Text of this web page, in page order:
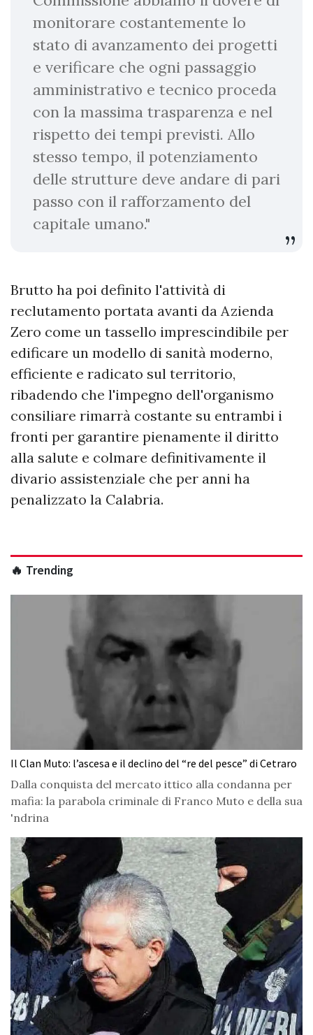
monitorare costantemente lo
stato di avanzamento dei progetti
e verificare che ogni passaggio
amministrativo e tecnico proceda
con la massima trasparenza e nel
rispetto dei tempi previsti. Allo
stesso tempo, il potenziamento
delle strutture deve andare di pari
passo con il rafforzamento del
capitale umano."
Brutto ha poi definito l'attività di
reclutamento portata avanti da Azienda
Zero come un tassello imprescindibile per
edificare un modello di sanità moderno,
efficiente e radicato sul territorio,
ribadendo che l'impegno dell'organismo
consiliare rimarrà costante su entrambi i
fronti per garantire pienamente il diritto
alla salute e colmare definitivamente il
divario assistenziale che per anni ha
penalizzato la Calabria.
🔥 Trending
Il Clan Muto: l’ascesa e il declino del “re del pesce” di Cetraro
Dalla conquista del mercato ittico alla condanna per
mafia: la parabola criminale di Franco Muto e della sua
'ndrina